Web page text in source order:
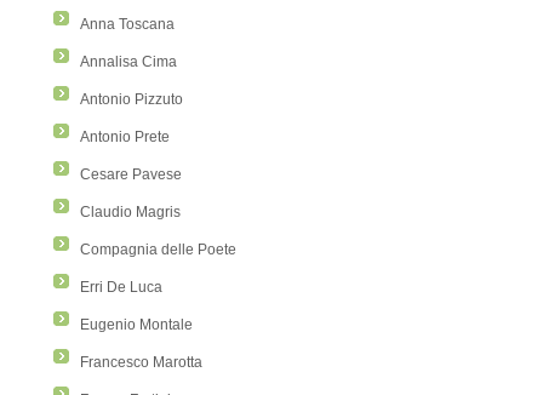
Anna Toscana
Annalisa Cima
Antonio Pizzuto
Antonio Prete
Cesare Pavese
Claudio Magris
Compagnia delle Poete
Erri De Luca
Eugenio Montale
Francesco Marotta